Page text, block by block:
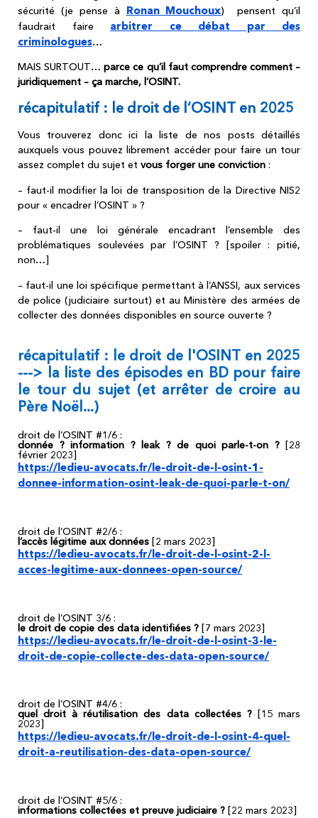
sécurité (je pense à Ronan Mouchoux) pensent qu’il
faudrait faire arbitrer ce débat par des
criminologues…
MAIS SURTOUT…parce ce qu’il faut comprendre comment –
juridiquement – ça marche, l’OSINT.
récapitulatif : le droit de l’OSINT en 2025
Vous trouverez donc ici la liste de nos posts détaillés
auxquels vous pouvez librement accéder pour faire un tour
assez complet du sujet et vous forger une conviction :
– faut-il modifier la loi de transposition de la Directive NIS2
pour « encadrer l’OSINT » ?
– faut-il une loi générale encadrant l’ensemble des
problématiques soulevées par l’OSINT ? [spoiler : pitié,
non…]
– faut-il une loi spécifique permettant à l’ANSSI, aux services
de police (judiciaire surtout) et au Ministère des armées de
collecter des données disponibles en source ouverte ?
récapitulatif : le droit de l'OSINT en 2025
---> la liste des épisodes en BD pour faire
le tour du sujet (et arrêter de croire au
Père Noël...)
droit de l’OSINT #1/6 :
donnée ? information ? leak ? de quoi parle-t-on ?[28
février 2023]
https://ledieu-avocats.fr/le-droit-de-l-osint-1-
donnee-information-osint-leak-de-quoi-parle-t-on/
droit de l’OSINT #2/6 :
l’accès légitime aux données [2 mars 2023]
https://ledieu-avocats.fr/le-droit-de-l-osint-2-l-
acces-legitime-aux-donnees-open-source/
droit de l’OSINT 3/6 :
le droit de copie des data identifiées ? [7 mars 2023]
https://ledieu-avocats.fr/le-droit-de-l-osint-3-le-
droit-de-copie-collecte-des-data-open-source/
droit de l’OSINT #4/6 :
quel droit à réutilisation des data collectées ?[15 mars
2023]
https://ledieu-avocats.fr/le-droit-de-l-osint-4-quel-
droit-a-reutilisation-des-data-open-source/
droit de l’OSINT #5/6 :
informations collectées et preuve judiciaire ? [22 mars 2023]